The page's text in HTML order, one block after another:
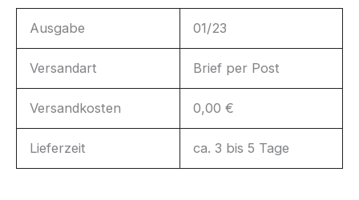
Ausgabe 01/23
Versandart Brief per Post
Versandkosten 0,00 €
Lieferzeit ca. 3 bis 5 Tage